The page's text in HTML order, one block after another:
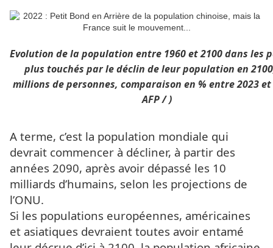
Evolution de la population entre 1960 et 2100 dans les
plus touchés par le déclin de leur population en
millions de personnes, comparaison en % entre 2023 et
AFP / )
A terme, c’est la population mondiale qui
devrait commencer à décliner, à partir des
années 2090, après avoir dépassé les 10
milliards d’humains, selon les projections de
l’ONU.
Si les populations européennes, américaines
et asiatiques devraient toutes avoir entamé